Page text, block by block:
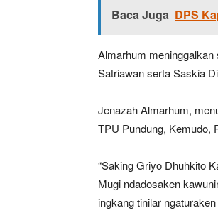
Baca Juga DPS
Almarhum
Satriawan serta Saskia
Jenazah Almarhum,
TPU Pundung, Kemudo,
“Saking Griyo Dhuhkito
Mugi ndadosaken
ingkang tinilar